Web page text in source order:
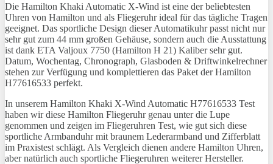
Die Hamilton Khaki Automatic X-Wind ist eine der beliebtesten
Uhren von Hamilton und als Fliegeruhr ideal für das tägliche Tragen
geeignet. Das sportliche Design dieser Automatikuhr passt nicht nur
sehr gut zum 44 mm großen Gehäuse, sondern auch die Ausstattung
ist dank ETA Valjoux 7750 (Hamilton H 21) Kaliber sehr gut.
Datum, Wochentag, Chronograph, Glasboden & Driftwinkelrechner
stehen zur Verfügung und komplettieren das Paket der Hamilton
H77616533 perfekt.
In unserem Hamilton Khaki X-Wind Automatic H77616533 Test
haben wir diese Hamilton Fliegeruhr genau unter die Lupe
genommen und zeigen im Fliegeruhren Test, wie gut sich diese
sportliche Armbanduhr mit braunem Lederarmband und Zifferblatt
im Praxistest schlägt. Als Vergleich dienen andere Hamilton Uhren,
aber natürlich auch sportliche Fliegeruhren weiterer Hersteller.